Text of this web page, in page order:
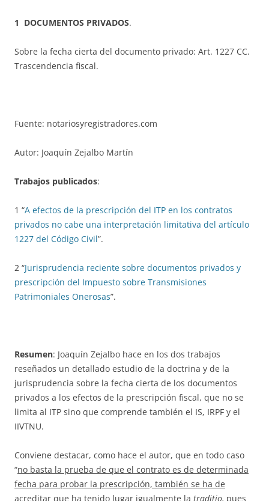
1 DOCUMENTOS PRIVADOS.
Sobre la fecha cierta del documento privado: Art. 1227 CC.
Trascendencia fiscal.
Fuente: notariosyregistradores.com
Autor: Joaquín Zejalbo Martín
Trabajos publicados:
1 “A efectos de la prescripción del ITP en los contratos
privados no cabe una interpretación limitativa del artículo
1227 del Código Civil”.
2 “Jurisprudencia reciente sobre documentos privados y
prescripción del Impuesto sobre Transmisiones
Patrimoniales Onerosas”.
Resumen: Joaquín Zejalbo hace en los dos trabajos
reseñados un detallado estudio de la doctrina y de la
jurisprudencia sobre la fecha cierta de los documentos
privados a los efectos de la prescripción fiscal, que no se
limita al ITP sino que comprende también el IS, IRPF y el
IIVTNU.
Conviene destacar, como hace el autor, que en todo caso
“no basta la prueba de que el contrato es de determinada
fecha para probar la prescripción, también se ha de
acreditar que ha tenido lugar igualmente la traditio, pues